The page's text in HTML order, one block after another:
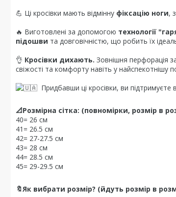
💪 Ці кросівки мають відмінну фіксацію ноги,
🔥 Виготовлені за допомогою технології
підошви та довговічністю, що робить їх
👌 Кросівки дихають. Зовнішня перфорація
свіжості та комфорту навіть у найспекотнішу
Придбавши ці кросівки, ви підтримуєте
📐Розмірна сітка: (повномірки, розмір в
40= 26 см
41= 26.5 см
42= 27-27.5 см
43= 28 см
44= 28.5 см
45= 29-29.5 см
🔖Як вибрати розмір? (йдуть розмір в